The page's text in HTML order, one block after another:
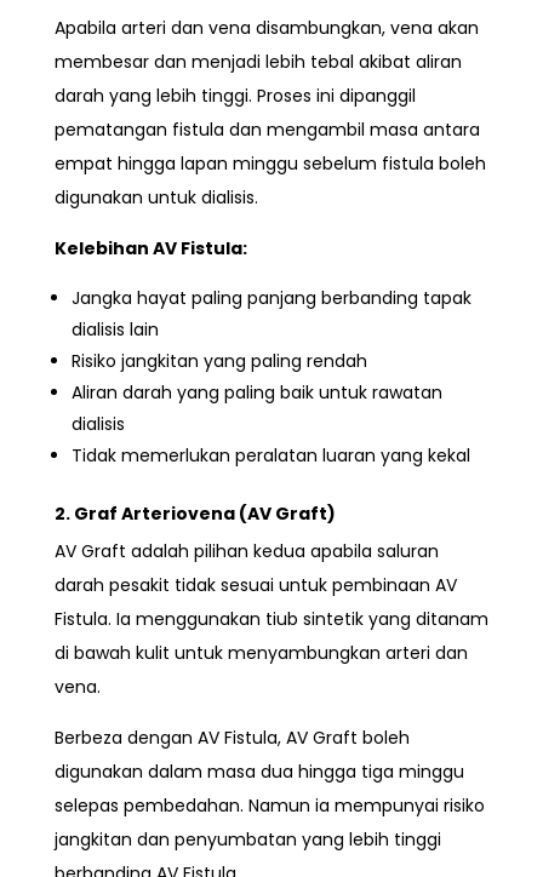
Apabila arteri dan vena disambungkan, vena akan
membesar dan menjadi lebih tebal akibat aliran
darah yang lebih tinggi. Proses ini dipanggil
pematangan fistula dan mengambil masa antara
empat hingga lapan minggu sebelum fistula boleh
digunakan untuk dialisis.
Kelebihan AV Fistula:
Jangka hayat paling panjang berbanding tapak
dialisis lain
Risiko jangkitan yang paling rendah
Aliran darah yang paling baik untuk rawatan
dialisis
Tidak memerlukan peralatan luaran yang kekal
2. Graf Arteriovena (AV Graft)
AV Graft adalah pilihan kedua apabila saluran
darah pesakit tidak sesuai untuk pembinaan AV
Fistula. Ia menggunakan tiub sintetik yang ditanam
di bawah kulit untuk menyambungkan arteri dan
vena.
Berbeza dengan AV Fistula, AV Graft boleh
digunakan dalam masa dua hingga tiga minggu
selepas pembedahan. Namun ia mempunyai risiko
jangkitan dan penyumbatan yang lebih tinggi